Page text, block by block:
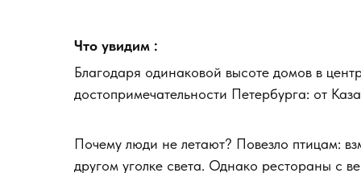
Что увидим :
Благодаря одинаковой высоте домов в
достопримечательности Петербурга: от
Почему люди не летают? Повезло птицам:
другом уголке света. Однако рестораны с